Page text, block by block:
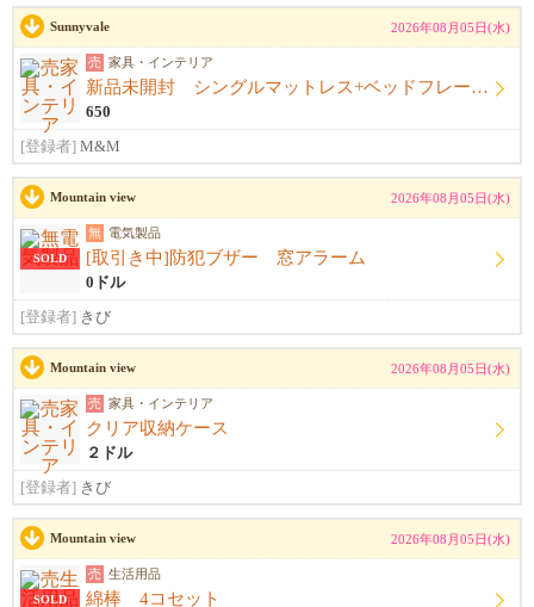
Sunnyvale 2026年08月05日(水)
売 家具・インテリア
新品未開封 シングルマットレス+ベッドフレーム+シーツ
650
[登録者] M&M
Mountain view 2026年08月05日(水)
SOLD
無 電気製品
[取引き中]防犯ブザー 窓アラーム
0ドル
[登録者] きび
Mountain view 2026年08月05日(水)
売 家具・インテリア
クリア収納ケース
２ドル
[登録者] きび
Mountain view 2026年08月05日(水)
SOLD
売 生活用品
綿棒 4コセット